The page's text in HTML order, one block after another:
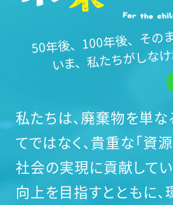
50年後、100年後、その
いま、私たちがしな
私たちは、廃棄物を単な
てではなく、貴重な「資
社会の実現に貢献してい
向上を目指すとともに、